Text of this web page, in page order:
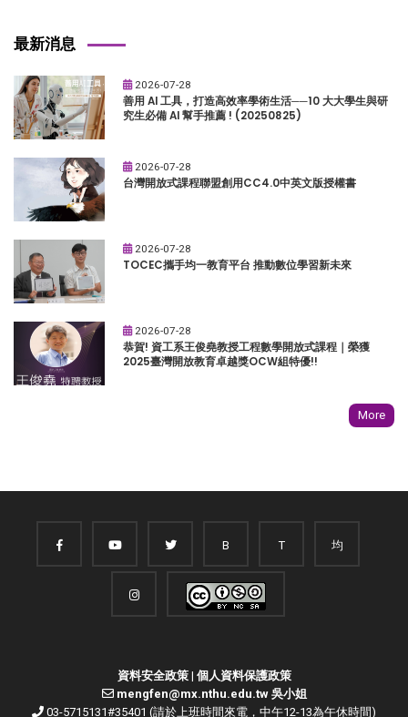
最新消息
2026-07-28
善用 AI 工具，打造高效率學術生活──10 大大學生與研
究生必備 AI 幫手推薦 ! (20250825)
2026-07-28
台灣開放式課程聯盟創用CC4.0中英文版授權書
2026-07-28
TOCEC攜手均一教育平台 推動數位學習新未來
2026-07-28
恭賀! 資工系王俊堯教授工程數學開放式課程｜榮獲
2025臺灣開放教育卓越獎OCW組特優!!
More
B T 均
資料安全政策| 個人資料保護政策
mengfen@mx.nthu.edu.tw 吳小姐
03-5715131#35401 (請於上班時間來電，中午12-13為午休時間)